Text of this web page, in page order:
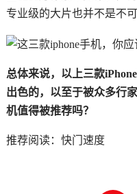
专业级的大片也并不是不可
总体来说，以上三款
出色的，以至于被众多行
机值得被推荐吗？
推荐阅读： 快门速度